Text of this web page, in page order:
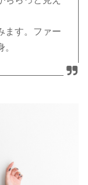
ます。ファー